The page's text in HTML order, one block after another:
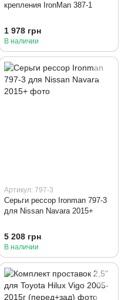
крепления IronMan 387-1
1 978 грн
В наличии
Артикул: 797-3
Серьги рессор Ironman 797-3
для Nissan Navara 2015+
5 208 грн
В наличии